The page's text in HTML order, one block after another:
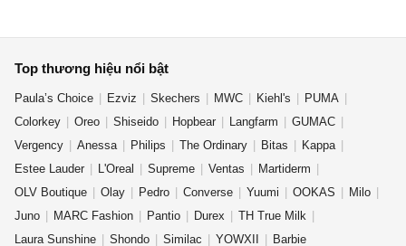
Top thương hiệu nổi bật
Paula’s Choice Ezviz Skechers MWC Kiehl's
PUMA
Colorkey
Oreo Shiseido Hopbear Langfarm
GUMAC
Vergency
Anessa Philips The Ordinary Bitas
Kappa
Estee Lauder
L'Oreal Supreme Ventas
Martiderm
OLV Boutique
Olay Pedro Converse Yuumi OOKAS
Milo
Juno
MARC Fashion Pantio Durex
TH True Milk
Laura Sunshine
Shondo Similac YOWXII Barbie